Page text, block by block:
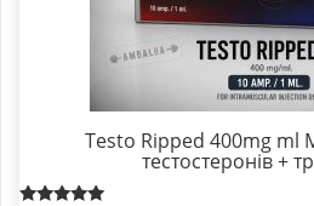
Testo Ripped 400mg ml
тестостеронів +